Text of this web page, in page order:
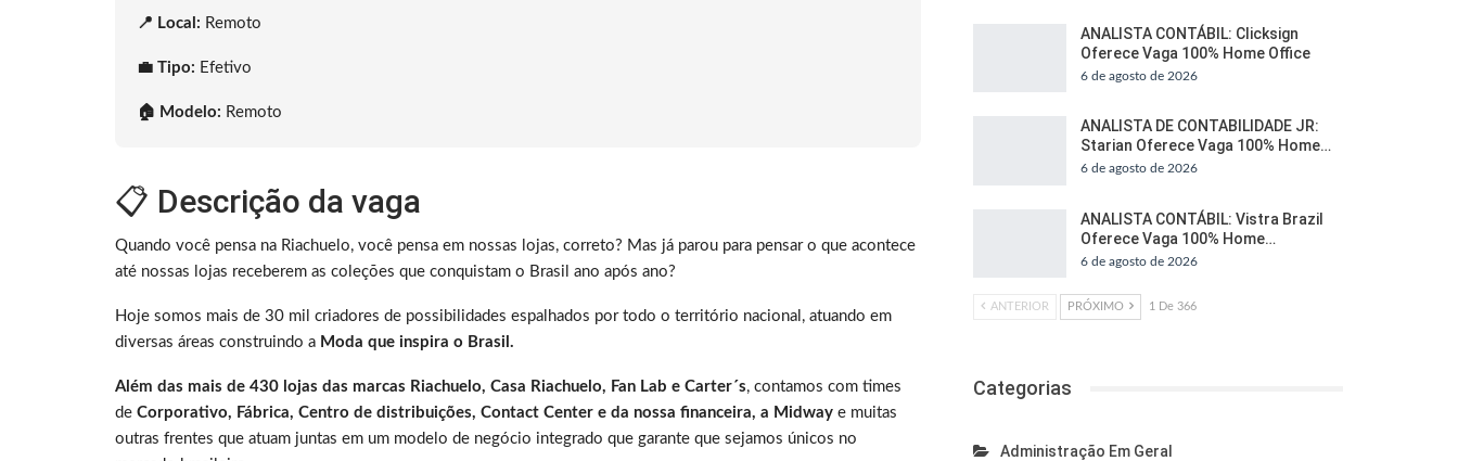
📍 Local: Remoto
💼 Tipo: Efetivo
🏠 Modelo: Remoto
📋 Descrição da vaga
Quando você pensa na Riachuelo, você pensa em nossas lojas, correto? Mas já parou para pensar o que acontece
até nossas lojas receberem as coleções que conquistam o Brasil ano após ano?
Hoje somos mais de 30 mil criadores de possibilidades espalhados por todo o território nacional, atuando em
diversas áreas construindo a Moda que inspira o Brasil.
Além das mais de 430 lojas das marcas Riachuelo, Casa Riachuelo, Fan Lab e Carter´s, contamos com times
de Corporativo, Fábrica, Centro de distribuições, Contact Center e da nossa financeira, a Midway e muitas
outras frentes que atuam juntas em um modelo de negócio integrado que garante que sejamos únicos no
ANALISTA CONTÁBIL: Clicksign
Oferece Vaga 100% Home Office
6 de agosto de 2026
ANALISTA DE CONTABILIDADE JR:
Starian Oferece Vaga 100% Home…
6 de agosto de 2026
ANALISTA CONTÁBIL: Vistra Brazil
Oferece Vaga 100% Home…
6 de agosto de 2026
ANTERIOR PRÓXIMO 1 De 366
Categorias
Administração Em Geral